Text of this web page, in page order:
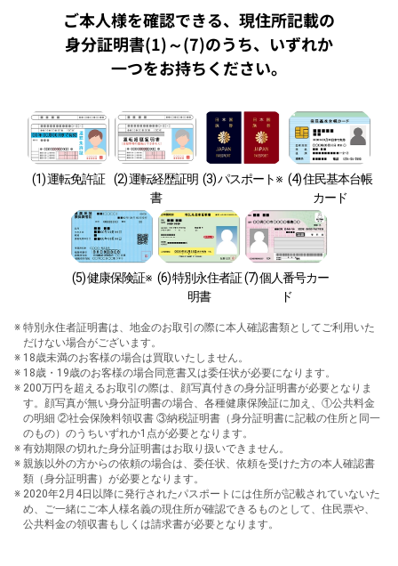
ご本人様を確認できる、現住所記載の
身分証明書(1)～(7)のうち、 いずれか
一つをお持ちください。
(1) 運転免許証
(2) 運転経歴証明
書
(3) パスポート※ (4) 住民基本台帳
カード
(5) 健康保険証※ (6) 特別永住者証
明書
(7) 個人番号カー
ド
特別永住者証明書は、地金のお取引の際に本人確認書類としてご利用いた
だけない場合がございます。
18歳未満のお客様の場合は買取いたしません。
18歳・19歳のお客様の場合同意書又は委任状が必要になります。
200万円を超えるお取引の際は、顔写真付きの身分証明書が必要となりま
す。顔写真が無い身分証明書の場合、各種健康保険証に加え、①公共料金
の明細 ②社会保険料領収書 ③納税証明書（身分証明書に記載の住所と同一
のもの）のうちいずれか1点が必要となります。
有効期限の切れた身分証明書はお取り扱いできません。
親族以外の方からの依頼の場合は、委任状、依頼を受けた方の本人確認書
類（身分証明書）が必要となります。
2020年2月4日以降に発行されたパスポートには住所が記載されていないた
め、ご一緒にご本人様名義の現住所が確認できるものとして、住民票や、
公共料金の領収書もしくは請求書が必要となります。